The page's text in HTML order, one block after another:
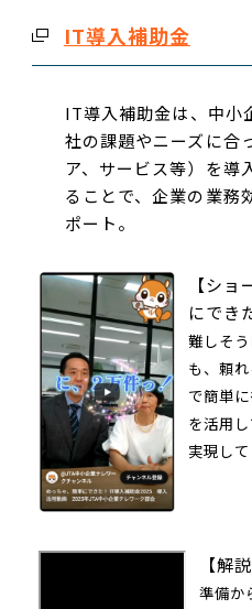
IT導入補助金
IT導入補助金は、中小
社の課題やニーズに合
ア、サービス等）を導
ることで、企業の業務
ポート。
【ショ
にでき
難しそ
も、頼
で簡単
を活用
実現して
【解
準備か